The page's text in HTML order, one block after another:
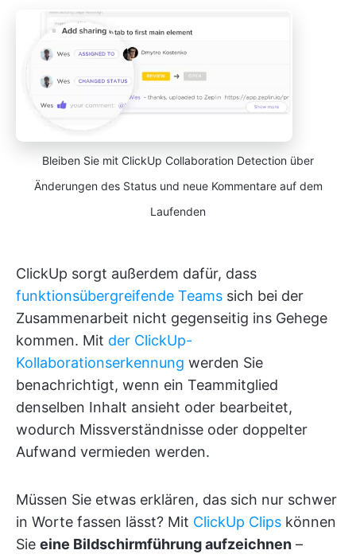
Bleiben Sie mit ClickUp Collaboration Detection über
Änderungen des Status und neue Kommentare auf dem
Laufenden
ClickUp sorgt außerdem dafür, dass
funktionsübergreifende Teams sich bei der
Zusammenarbeit nicht gegenseitig ins Gehege
kommen. Mit der ClickUp-
Kollaborationserkennung werden Sie
benachrichtigt, wenn ein Teammitglied
denselben Inhalt ansieht oder bearbeitet,
wodurch Missverständnisse oder doppelter
Aufwand vermieden werden.
Müssen Sie etwas erklären, das sich nur schwer
in Worte fassen lässt? Mit ClickUp Clips können
Sie eine Bildschirmführung aufzeichnen –